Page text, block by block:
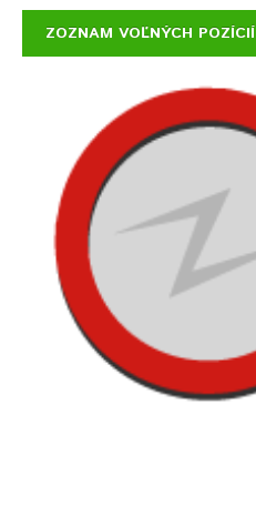
ZOZNAM VOĽNÝCH POZÍCIÍ